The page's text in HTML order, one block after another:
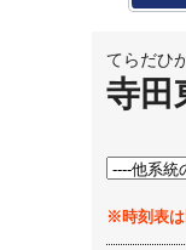
てらだひ
寺田
※時刻表は